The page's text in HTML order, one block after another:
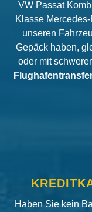
VW Passat
Klasse
unseren
Gepäck haben,
oder mit
Haben Sie kein